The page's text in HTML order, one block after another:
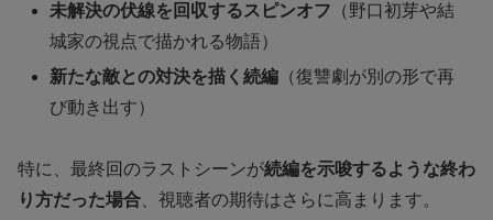
未解決の伏線を回収するスピンオフ （野口初芽や結
城家の視点で描かれる物語）
新たな敵との対決を描く続編 （復讐劇が別の形で再
び動き出す）
特に、最終回のラストシーンが続編を示唆するような終わ
り方だった場合、視聴者の期待はさらに高まります。